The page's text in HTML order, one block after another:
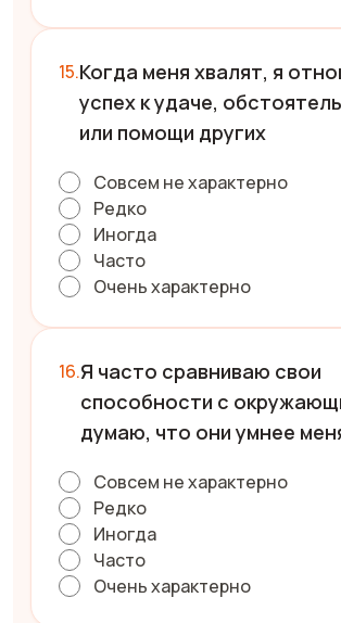
Когда меня хвалят, я
успех к удаче,
или помощи других
Совсем не характерно
Редко
Иногда
Часто
Очень характерно
Я часто сравниваю свои
способности с
думаю, что они умнее
Совсем не характерно
Редко
Иногда
Часто
Очень характерно